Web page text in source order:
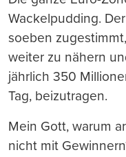
Wackelpudding.
soeben
weiter zu nähern
jährlich 350
Tag, beizutragen.
Mein Gott, warum
nicht mit